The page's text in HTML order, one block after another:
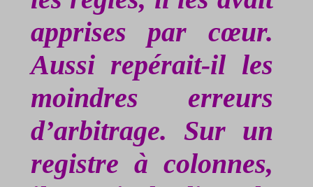
apprises par cœur.
Aussi repérait-il les
moindres erreurs
d’arbitrage. Sur un
registre à colonnes,